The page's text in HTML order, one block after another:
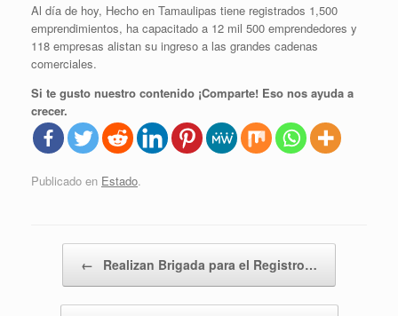
Al día de hoy, Hecho en Tamaulipas tiene registrados 1,500
emprendimientos, ha capacitado a 12 mil 500 emprendedores y
118 empresas alistan su ingreso a las grandes cadenas
comerciales.
Si te gusto nuestro contenido ¡Comparte! Eso nos ayuda a
crecer.
Publicado en Estado.
← Realizan Brigada para el Registro…